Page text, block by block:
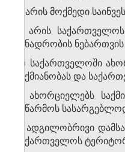
ვ) არის მოქმედი
ზ) არის
ბინადრობის
თ) საქართველოში
საქმიანობას და
ი) ახორციელებს
საწარმოს
კ) ადგილობრივი
საქართველოს